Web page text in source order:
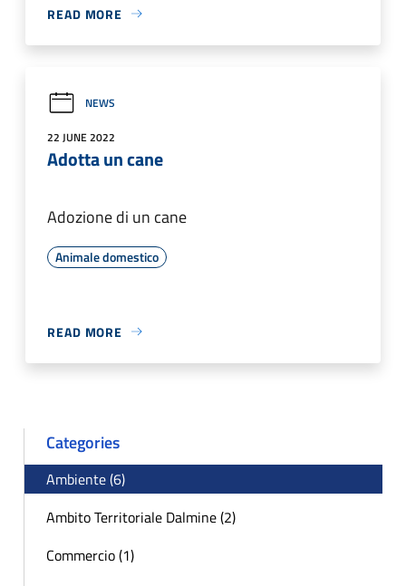
READ MORE
NEWS
22 JUNE 2022
Adotta un cane
Adozione di un cane
Animale domestico
READ MORE
Categories
Ambiente (6)
Ambito Territoriale Dalmine (2)
Commercio (1)